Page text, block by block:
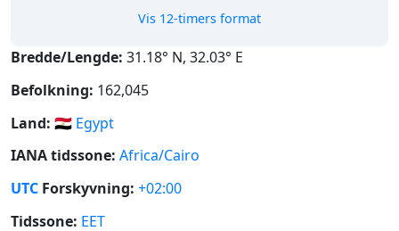
Vis 12-timers format
Bredde/Lengde: 31.18° N, 32.03° E
Befolkning: 162,045
Land: 🇪🇬 Egypt
IANA tidssone: Africa/Cairo
UTC Forskyvning: +02:00
Tidssone: EET